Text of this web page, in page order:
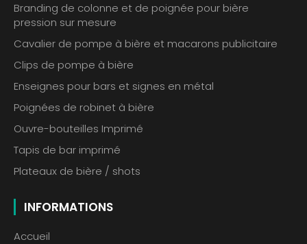
Branding de colonne et de poignée pour bière
pression sur mesure
Cavalier de pompe à bière et macarons publicitaire
Clips de pompe à bière
Enseignes pour bars et signes en métal
Poignées de robinet à bière
Ouvre-bouteilles Imprimé
Tapis de bar imprimé
Plateaux de bière / shots
INFORMATIONS
Accueil